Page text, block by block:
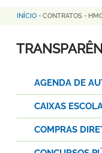
Trilha
de
INÍCIO - CONTRATOS -
AGENDA DE
CAIXAS
COMPRAS